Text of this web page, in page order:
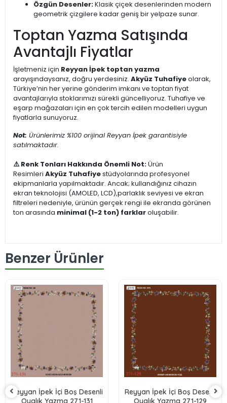
Özgün Desenler:Klasik çiçek desenlerinden modern
geometrik çizgilere kadar geniş bir yelpaze sunar.
Toptan Yazma Satışında
Avantajlı Fiyatlar
İşletmeniz için Reyyan İpek toptan yazma
arayışındaysanız, doğru yerdesiniz. Akyüz Tuhafiyeolarak,
Türkiye’nin her yerine gönderim imkanı ve toptan fiyat
avantajlarıyla stoklarımızı sürekli güncelliyoruz. Tuhafiye ve
eşarp mağazaları için en çok tercih edilen modelleri uygun
fiyatlarla sunuyoruz.
Not: Ürünlerimiz %100 orijinal Reyyan İpek garantisiyle
satılmaktadır.
⚠️ Renk Tonları Hakkında Önemli Not:Ürün
Resimleri Akyüz Tuhafiyestüdyolarında profesyonel
ekipmanlarla yapılmaktadır. Ancak; kullandığınız cihazın
ekran teknolojisi (AMOLED, LCD),parlaklık seviyesi ve ekran
filtreleri nedeniyle, ürünün gerçek rengi ile ekranda görünen
ton arasında minimal (1-2 ton) farklaroluşabilir.
Benzer Ürünler
Reyyan İpek İçi Boş Desenli
Oyalık Yazma 271-131
Reyyan İpek İçi Boş Desenli
Oyalık Yazma 271-129